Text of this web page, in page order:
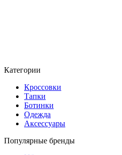
Категории
Кроссовки
Тапки
Ботинки
Одежда
Аксессуары
Популярные бренды